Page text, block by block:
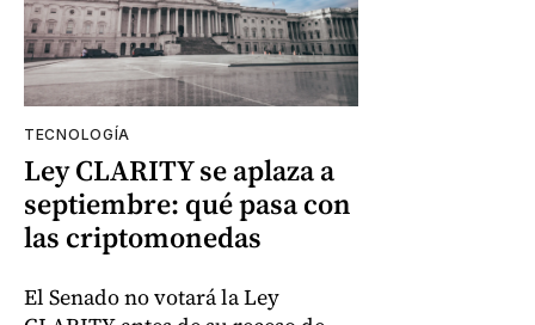
TECNOLOGÍA
Ley CLARITY se aplaza a
septiembre: qué pasa con
las criptomonedas
El Senado no votará la Ley